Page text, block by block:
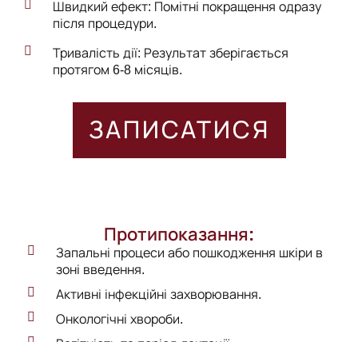
Швидкий ефект: Помітні покращення одразу
після процедури.
Тривалість дії: Результат зберігається
протягом 6-8 місяців.
ЗАПИСАТИСЯ
Протипоказання:
Запальні процеси або пошкодження шкіри в
зоні введення.
Активні інфекційні захворювання.
Онкологічні хвороби.